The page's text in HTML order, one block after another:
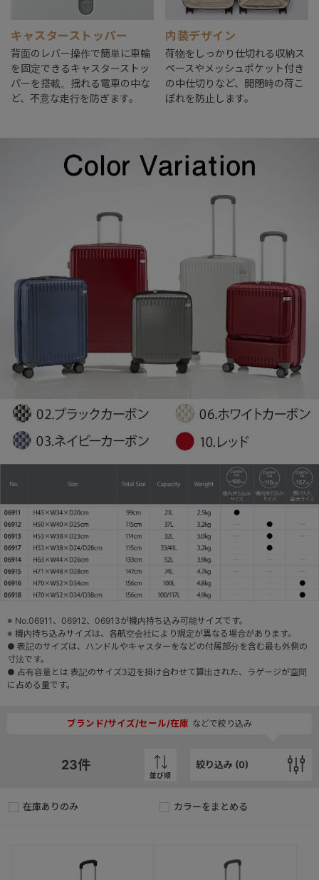
キャスターストッパー
背面のレバー操作で簡単に車輪
を固定できるキャスターストッ
パーを搭載。揺れる電車の中な
ど、不意な走行を防ぎます。
内装デザイン
荷物をしっかり仕切れる収納ス
ペースやメッシュポケット付き
の中仕切りなど、開閉時の荷こ
ぼれを防止します。
※ No.06911、06912、06913が機内持ち込み可能サイズです。
※ 機内持ち込みサイズは、各航空会社により規定が異なる場合があります。
● 表記のサイズは、ハンドルやキャスターをなどの付属部分を含む最も外側の
寸法です。
● 占有容量とは 表記のサイズ3辺を掛け合わせて算出された、ラゲージが空間
に占める量です。
ブランド/サイズ/セール/在庫 などで絞り込み
23件
並び順
絞り込み (0)
在庫ありのみ カラーをまとめる